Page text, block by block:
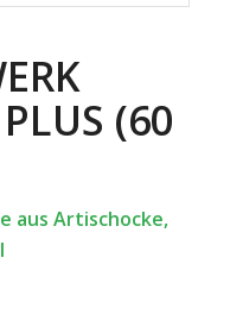
(60
aus Artischocke,